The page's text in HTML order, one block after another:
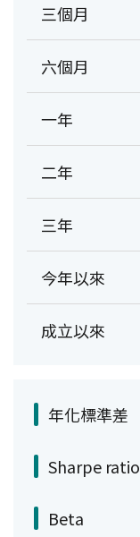
三個月
六個月
一年
二年
三年
今年以來
成立以來
年化標準差
Sharpe ratio
Beta